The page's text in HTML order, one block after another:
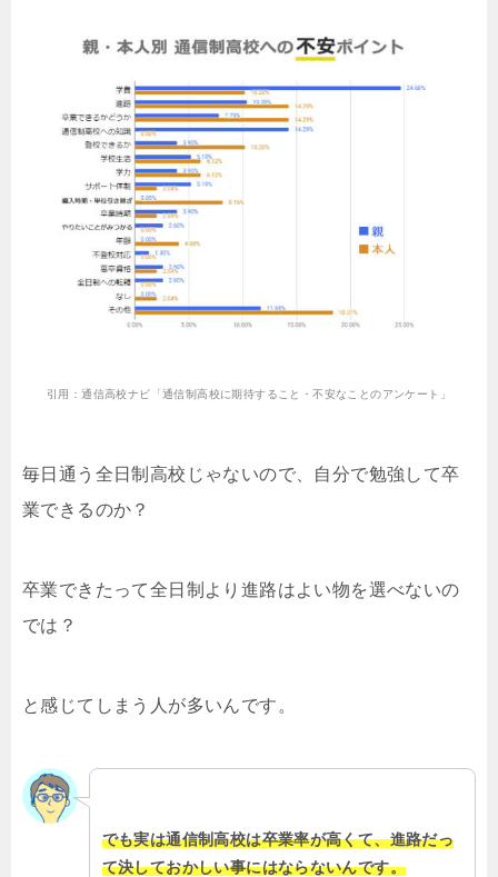
引用：通信高校ナビ「通信制高校に期待すること・不安なことのアンケート」
毎日通う全日制高校じゃないので、自分で勉強して卒
業できるのか？
卒業できたって全日制より進路はよい物を選べないの
では？
と感じてしまう人が多いんです。
でも実は通信制高校は卒業率が高くて、進路だっ
て決しておかしい事にはならないんです。